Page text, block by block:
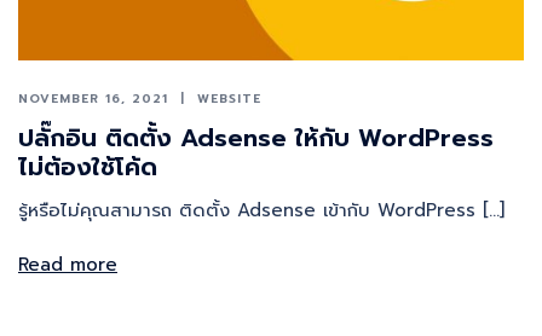
NOVEMBER 16, 2021 WEBSITE
ปลั๊กอิน ติดตั้ง Adsense ให้กับ WordPress
ไม่ต้องใช้โค้ด
รู้หรือไม่คุณสามารถ ติดตั้ง Adsense เข้ากับ WordPress […]
Read more